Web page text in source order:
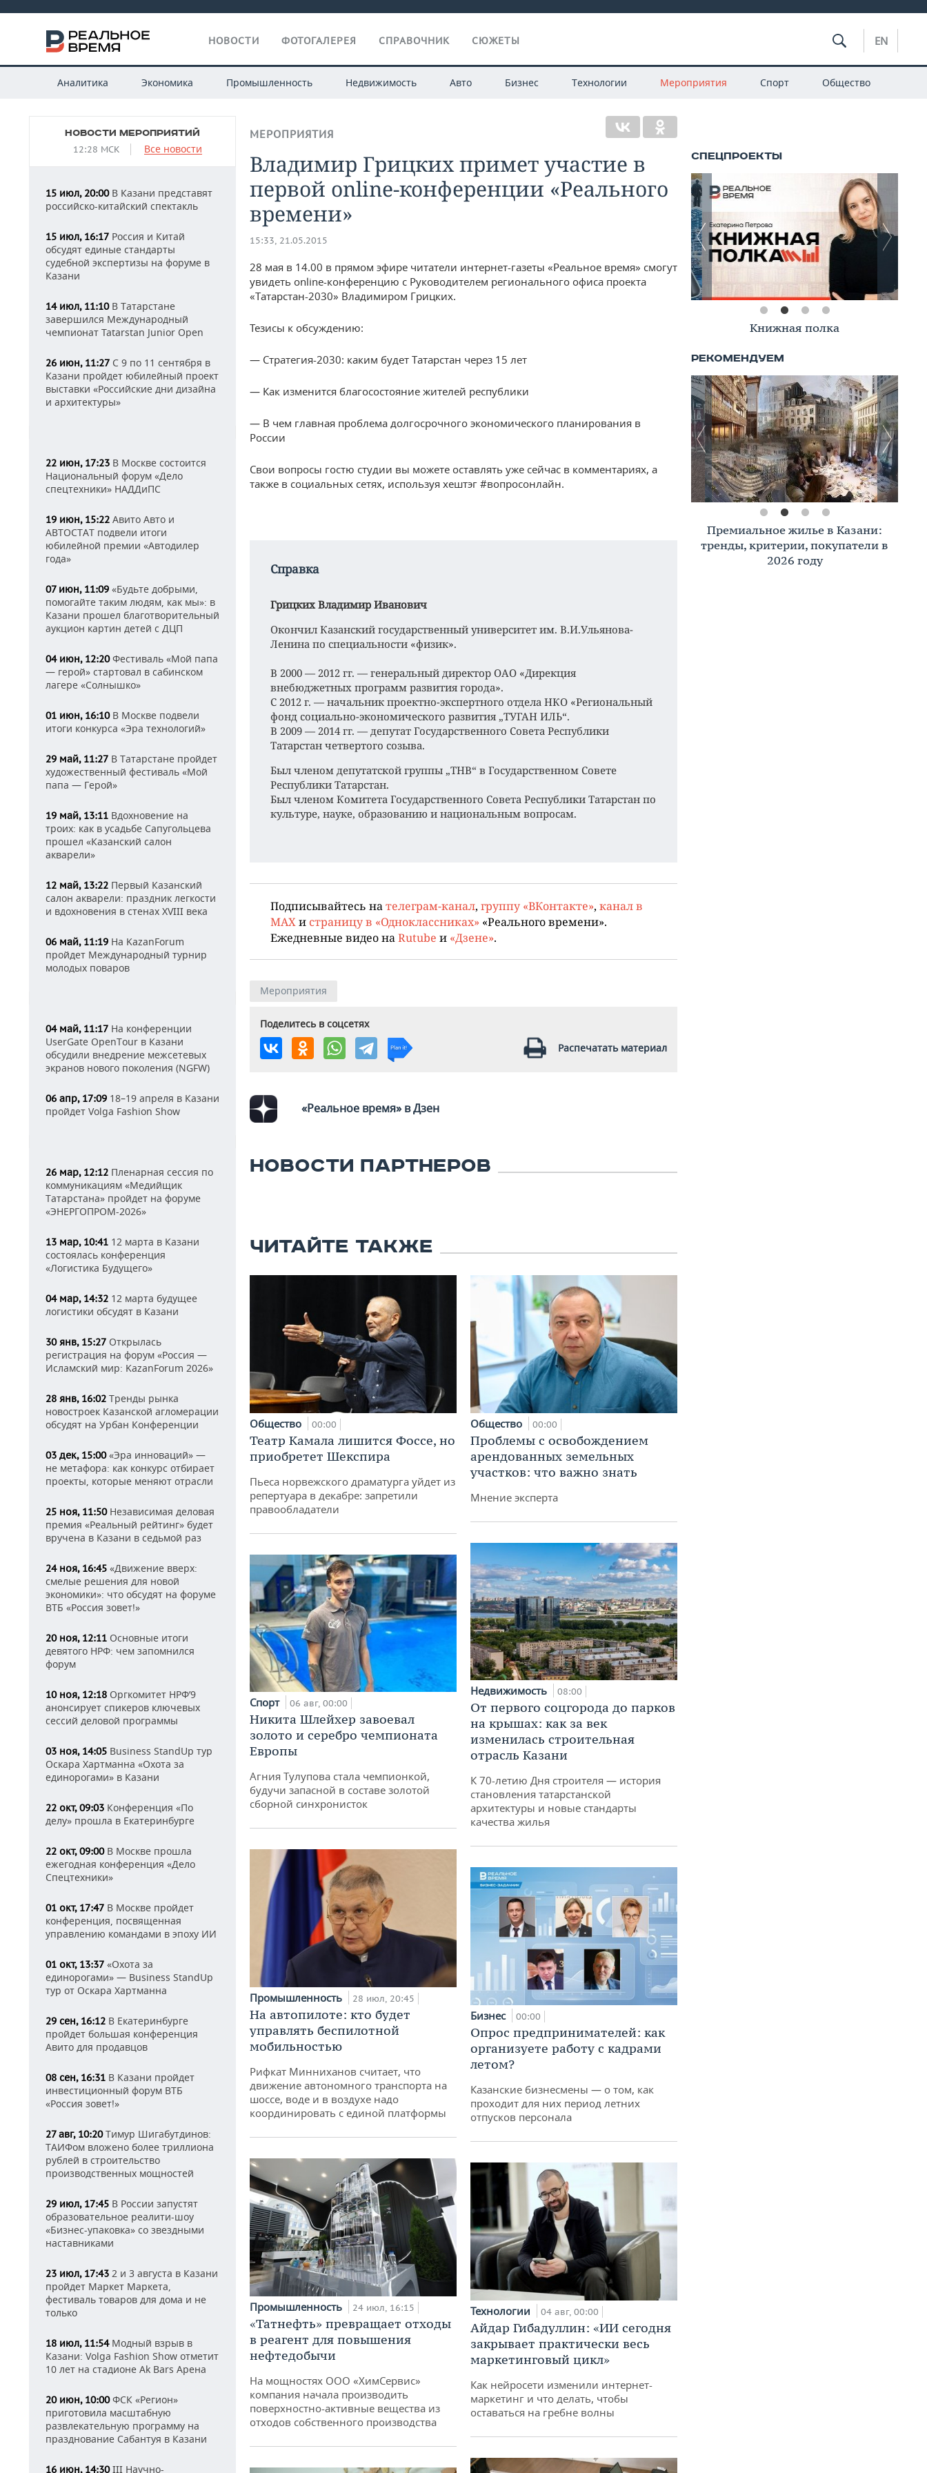
НОВОСТИ ФОТОГАЛЕРЕЯ СПРАВОЧНИК СЮЖЕТЫ EN
Аналитика Экономика Промышленность Недвижимость Авто Бизнес Технологии Мероприятия Спорт Общество
НОВОСТИ МЕРОПРИЯТИЙ
12:28 МСК Все новости
15 июл, 20:00В Казани представят
российско-китайский спектакль
15 июл, 16:17 Россия и Китай
обсудят единые стандарты
судебной экспертизы на форуме в
Казани
14 июл, 11:10В Татарстане
завершился Международный
чемпионат Tatarstan Junior Open
26 июн, 11:27 С 9 по 11 сентября в
Казани пройдет юбилейный проект
выставки «Российские дни дизайна
и архитектуры»
22 июн, 17:23 В Москве состоится
Национальный форум «Дело
спецтехники» НАДДиПС
19 июн, 15:22 Авито Авто и
АВТОСТАТ подвели итоги
юбилейной премии «Автодилер
года»
07 июн, 11:09 «Будьте добрыми,
помогайте таким людям, как мы»: в
Казани прошел благотворительный
аукцион картин детей с ДЦП
04 июн, 12:20Фестиваль «Мой папа
— герой» стартовал в сабинском
лагере «Солнышко»
01 июн, 16:10В Москве подвели
итоги конкурса «Эра технологий»
29 май, 11:27 В Татарстане пройдет
художественный фестиваль «Мой
папа — Герой»
19 май, 13:11 Вдохновение на
троих: как в усадьбе Сапугольцева
прошел «Казанский салон
акварели»
12 май, 13:22 Первый Казанский
салон акварели: праздник легкости
и вдохновения в стенах XVIII века
06 май, 11:19 На KazanForum
пройдет Международный турнир
молодых поваров
04 май, 11:17 На конференции
UserGate OpenTour в Казани
обсудили внедрение межсетевых
экранов нового поколения (NGFW)
06 апр, 17:09 18–19 апреля в Казани
пройдет Volga Fashion Show
26 мар, 12:12 Пленарная сессия по
коммуникациям «Медийщик
Татарстана» пройдет на форуме
«ЭНЕРГОПРОМ-2026»
13 мар, 10:41 12 марта в Казани
состоялась конференция
«Логистика Будущего»
04 мар, 14:32 12 марта будущее
логистики обсудят в Казани
30 янв, 15:27 Открылась
регистрация на форум «Россия —
Исламский мир: KazanForum 2026»
28 янв, 16:02 Тренды рынка
новостроек Казанской агломерации
обсудят на Урбан Конференции
03 дек, 15:00«Эра инноваций» —
не метафора: как конкурс отбирает
проекты, которые меняют отрасли
25 ноя, 11:50Независимая деловая
премия «Реальный рейтинг» будет
вручена в Казани в седьмой раз
24 ноя, 16:45 «Движение вверх:
смелые решения для новой
экономики»: что обсудят на форуме
ВТБ «Россия зовет!»
20 ноя, 12:11 Основные итоги
девятого НРФ: чем запомнился
форум
10 ноя, 12:18 Оргкомитет НРФ’9
анонсирует спикеров ключевых
сессий деловой программы
03 ноя, 14:05 Business StandUp тур
Оскара Хартманна «Охота за
единорогами» в Казани
22 окт, 09:03 Конференция «По
делу» прошла в Екатеринбурге
22 окт, 09:00В Москве прошла
ежегодная конференция «Дело
Спецтехники»
01 окт, 17:47 В Москве пройдет
конференция, посвященная
управлению командами в эпоху ИИ
01 окт, 13:37 «Охота за
единорогами» — Business StandUp
тур от Оскара Хартманна
29 сен, 16:12 В Екатеринбурге
пройдет большая конференция
Авито для продавцов
08 сен, 16:31 В Казани пройдет
инвестиционный форум ВТБ
«Россия зовет!»
27 авг, 10:20Тимур Шигабутдинов:
ТАИФом вложено более триллиона
рублей в строительство
производственных мощностей
29 июл, 17:45 В России запустят
образовательное реалити-шоу
«Бизнес-упаковка» со звездными
наставниками
23 июл, 17:43 2 и 3 августа в Казани
пройдет Маркет Маркета,
фестиваль товаров для дома и не
только
18 июл, 11:54Модный взрыв в
Казани: Volga Fashion Show отметит
10 лет на стадионе Ak Bars Арена
20 июн, 10:00ФСК «Регион»
приготовила масштабную
развлекательную программу на
празднование Сабантуя в Казани
16 июн, 14:30III Научно-
МЕРОПРИЯТИЯ
Владимир Грицких примет участие в
первой online-конференции «Реального
времени»
15:33, 21.05.2015
28 мая в 14.00 в прямом эфире читатели интернет-газеты «Реальное время» смогут
увидеть online-конференцию с Руководителем регионального офиса проекта
«Татарстан-2030» Владимиром Грицких.
Тезисы к обсуждению:
— Стратегия-2030: каким будет Татарстан через 15 лет
— Как изменится благосостояние жителей республики
— В чем главная проблема долгосрочного экономического планирования в
России
Свои вопросы гостю студии вы можете оставлять уже сейчас в комментариях, а
также в социальных сетях, используя хештэг #вопросонлайн.
Справка
Грицких Владимир Иванович
Окончил Казанский государственный университет им. В.И.Ульянова-
Ленина по специальности «физик».
В 2000 — 2012 гг. — генеральный директор ОАО «Дирекция
внебюджетных программ развития города».
С 2012 г. — начальник проектно-экспертного отдела НКО «Региональный
фонд социально-экономического развития „ТУГАН ИЛЬ“.
В 2009 — 2014 гг. — депутат Государственного Совета Республики
Татарстан четвертого созыва.
Был членом депутатской группы „ТНВ“ в Государственном Совете
Республики Татарстан.
Был членом Комитета Государственного Совета Республики Татарстан по
культуре, науке, образованию и национальным вопросам.
Подписывайтесь на телеграм-канал, группу «ВКонтакте», канал в
MAX и страницу в «Одноклассниках» «Реального времени».
Ежедневные видео на Rutube и «Дзене».
Мероприятия
Поделитесь в соцсетях
Распечатать материал
«Реальное время» в Дзен
НОВОСТИ ПАРТНЕРОВ
ЧИТАЙТЕ ТАКЖЕ
Общество 00:00
Театр Камала лишится Фоссе, но
приобретет Шекспира
Пьеса норвежского драматурга уйдет из
репертуара в декабре: запретили
правообладатели
Спорт 06 авг, 00:00
Никита Шлейхер завоевал
золото и серебро чемпионата
Европы
Агния Тулупова стала чемпионкой,
будучи запасной в составе золотой
сборной синхронисток
Промышленность 28 июл, 20:45
На автопилоте: кто будет
управлять беспилотной
мобильностью
Рифкат Минниханов считает, что
движение автономного транспорта на
шоссе, воде и в воздухе надо
координировать с единой платформы
Промышленность 24 июл, 16:15
«Татнефть» превращает отходы
в реагент для повышения
нефтедобычи
На мощностях ООО «ХимСервис»
компания начала производить
поверхностно-активные вещества из
отходов собственного производства
Общество 00:00
Проблемы с освобождением
арендованных земельных
участков: что важно знать
Мнение эксперта
Недвижимость 08:00
От первого соцгорода до парков
на крышах: как за век
изменилась строительная
отрасль Казани
К 70-летию Дня строителя — история
становления татарстанской
архитектуры и новые стандарты
качества жилья
Бизнес 00:00
Опрос предпринимателей: как
организуете работу с кадрами
летом?
Казанские бизнесмены — о том, как
проходит для них период летних
отпусков персонала
Технологии 04 авг, 00:00
Айдар Гибадуллин: «ИИ сегодня
закрывает практически весь
маркетинговый цикл»
Как нейросети изменили интернет-
маркетинг и что делать, чтобы
оставаться на гребне волны
Книжная полка
Премиальное жилье в Казани:
тренды, критерии, покупатели в
2026 году